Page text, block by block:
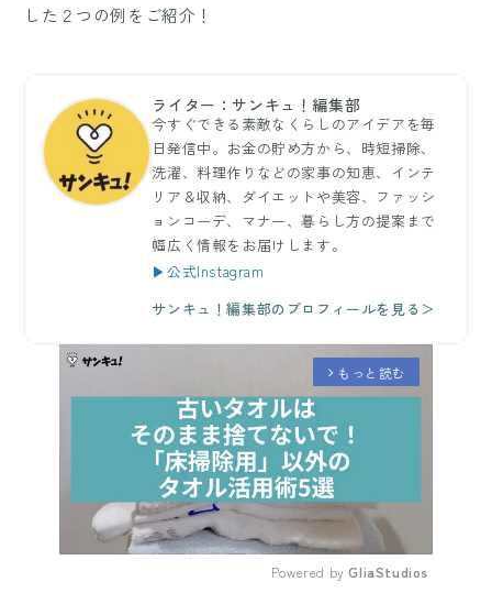
した２つの例をご紹介！
ライター：サンキュ！編集部
今すぐできる素敵なくらしのアイデアを毎
日発信中。お金の貯め方から、時短掃除、
洗濯、料理作りなどの家事の知恵、インテ
リア＆収納、ダイエットや美容、ファッシ
ョンコーデ、マナー、暮らし方の提案まで
幅広く情報をお届けします。
▶公式Instagram
サンキュ！編集部のプロフィールを見る＞
arrow_forward_ios もっと読む
Powered by GliaStudios